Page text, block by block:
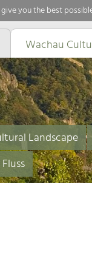
you the best
Wachau
Landscape